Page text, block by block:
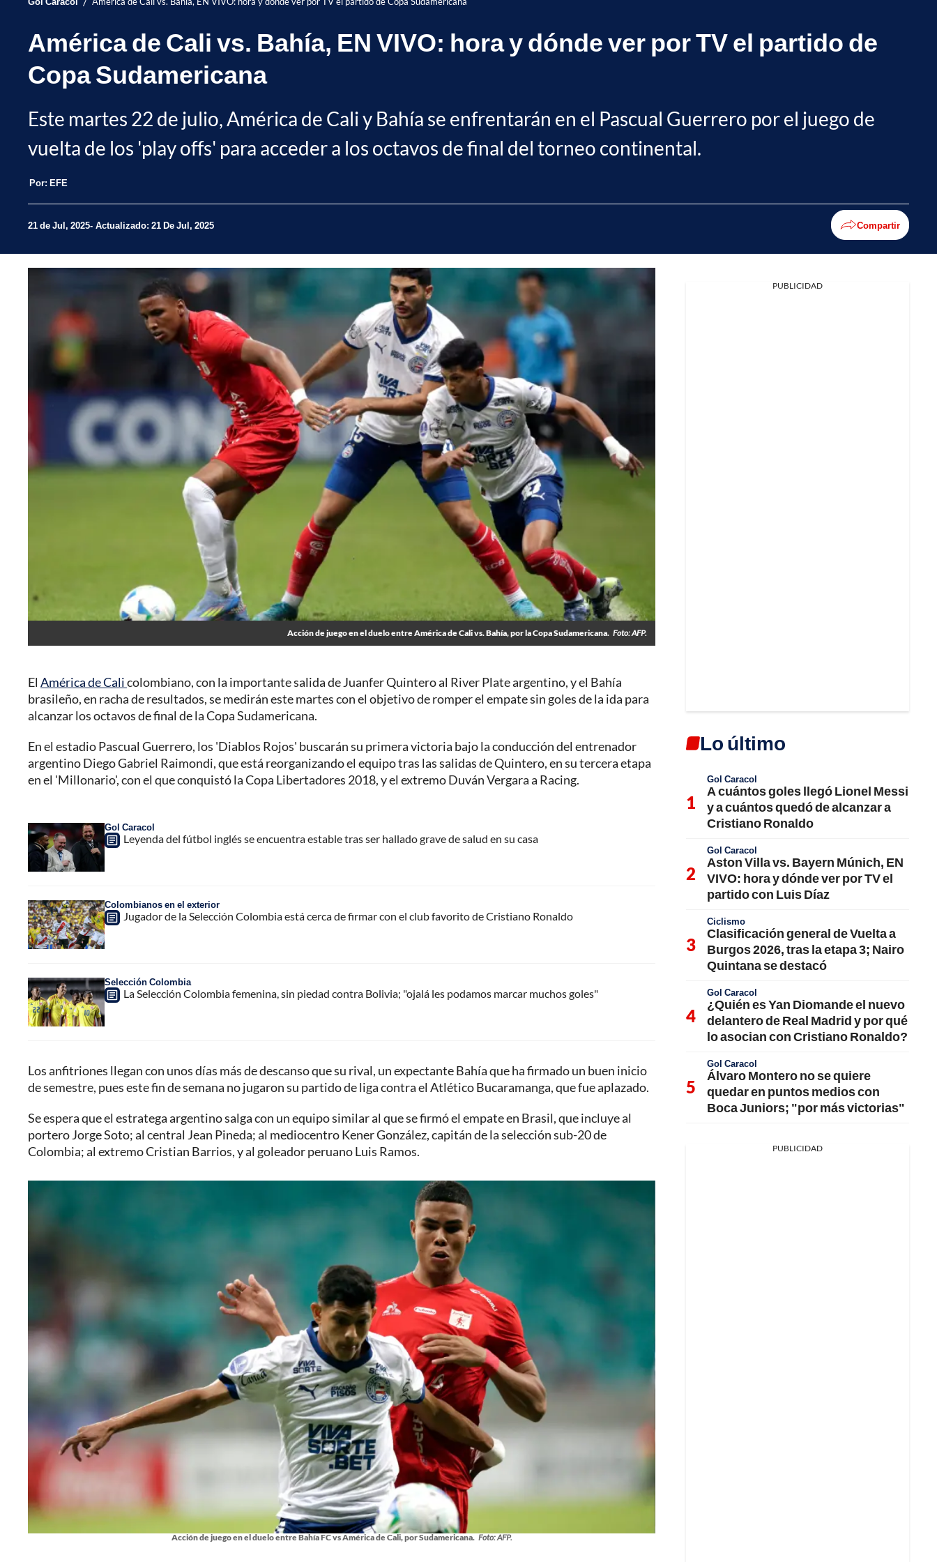
América de Cali vs. Bahía, EN VIVO: hora y dónde ver por TV el partido de
Copa Sudamericana
Este martes 22 de julio, América de Cali y Bahía se enfrentarán en el Pascual Guerrero por el juego de
vuelta de los 'play offs' para acceder a los octavos de final del torneo continental.
Por: EFE
21 de Jul, 2025 Actualizado: 21 De Jul, 2025 Compartir
Acción de juego en el duelo entre América de Cali vs. Bahía, por la Copa Sudamericana. Foto: AFP.
El América de Calicolombiano, con la importante salida de Juanfer Quintero al River Plate argentino, y el Bahía
brasileño, en racha de resultados, se medirán este martes con el objetivo de romper el empate sin goles de la ida para
alcanzar los octavos de final de la Copa Sudamericana.
En el estadio Pascual Guerrero, los 'Diablos Rojos' buscarán su primera victoria bajo la conducción del entrenador
argentino Diego Gabriel Raimondi, que está reorganizando el equipo tras las salidas de Quintero, en su tercera etapa
en el 'Millonario', con el que conquistó la Copa Libertadores 2018, y el extremo Duván Vergara a Racing.
Gol Caracol
Leyenda del fútbol inglés se encuentra estable tras ser hallado grave de salud en su casa
Colombianos en el exterior
Jugador de la Selección Colombia está cerca de firmar con el club favorito de Cristiano Ronaldo
Selección Colombia
La Selección Colombia femenina, sin piedad contra Bolivia; "ojalá les podamos marcar muchos goles"
Los anfitriones llegan con unos días más de descanso que su rival, un expectante Bahía que ha firmado un buen inicio
de semestre, pues este fin de semana no jugaron su partido de liga contra el Atlético Bucaramanga, que fue aplazado.
Se espera que el estratega argentino salga con un equipo similar al que se firmó el empate en Brasil, que incluye al
portero Jorge Soto; al central Jean Pineda; al mediocentro Kener González, capitán de la selección sub-20 de
Colombia; al extremo Cristian Barrios, y al goleador peruano Luis Ramos.
Acción de juego en el duelo entre Bahía FC vs América de Cali, por Sudamericana. Foto: AFP.
PUBLICIDAD
Lo último
Gol Caracol
A cuántos goles llegó Lionel Messi
y a cuántos quedó de alcanzar a
Cristiano Ronaldo
Gol Caracol
Aston Villa vs. Bayern Múnich, EN
VIVO: hora y dónde ver por TV el
partido con Luis Díaz
Ciclismo
Clasificación general de Vuelta a
Burgos 2026, tras la etapa 3; Nairo
Quintana se destacó
Gol Caracol
¿Quién es Yan Diomande el nuevo
delantero de Real Madrid y por qué
lo asocian con Cristiano Ronaldo?
Gol Caracol
Álvaro Montero no se quiere
quedar en puntos medios con
Boca Juniors; "por más victorias"
PUBLICIDAD